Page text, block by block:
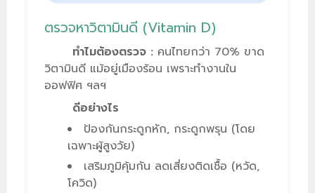
ตรวจหาวิตามินดี (Vitamin D)
ทำไมต้องตรวจ : คนไทยกว่า 70% ขาด
วิตามินดี แม้อยู่เมืองร้อน เพราะทำงานใน
ออฟฟิศ ฯลฯ
ดีอย่างไร
ป้องกันกระดูกหัก, กระดูกพรุน (โดย
เฉพาะผู้สูงวัย)
เสริมภูมิคุ้มกัน ลดเสี่ยงติดเชื้อ (หวัด,
โควิด)